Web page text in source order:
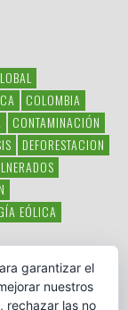
COLOMBIA
CONTAMINACIÓN
DEFORESTACION
EÓLICA
POESÍA POLITICA
garantizar el
nuestros
rechazar las no